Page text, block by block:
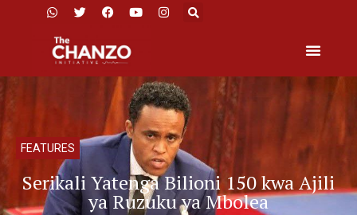
FEATURES
Serikali Yatenga Bilioni 150 kwa Ajili
ya Ruzuku ya Mbolea